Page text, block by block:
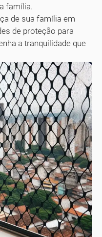
família.
de sua família em
de proteção para
a tranquilidade que